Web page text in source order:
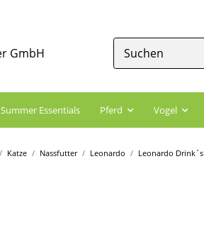
Summer Essentials Pferd Vogel
Katze Nassfutter Leonardo Leonardo Drink`s